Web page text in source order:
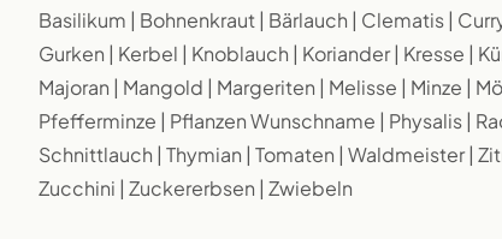
Basilikum | Bohnenkraut | Bärlauch | Clematis |
Gurken | Kerbel | Knoblauch | Koriander | Kresse |
Majoran | Mangold | Margeriten | Melisse | Minze |
Pfefferminze | Pflanzen Wunschname | Physalis |
Schnittlauch | Thymian | Tomaten | Waldmeister |
Zucchini | Zuckererbsen | Zwiebeln